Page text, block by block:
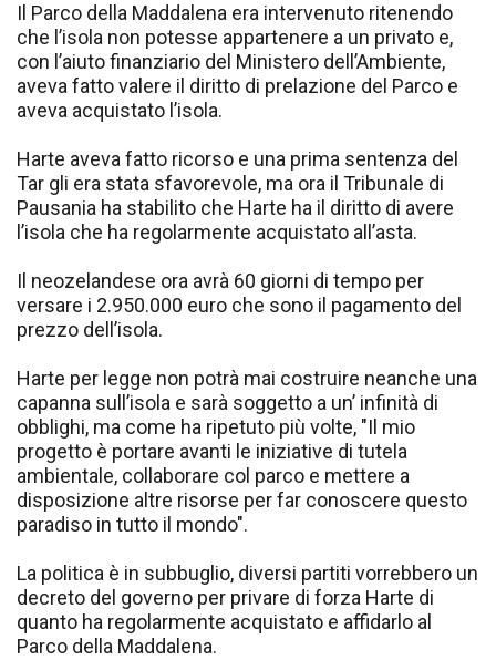
Il Parco della Maddalena era intervenuto ritenendo
che l’isola non potesse appartenere a un privato e,
con l’aiuto finanziario del Ministero dell’Ambiente,
aveva fatto valere il diritto di prelazione del Parco e
aveva acquistato l’isola.
Harte aveva fatto ricorso e una prima sentenza del
Tar gli era stata sfavorevole, ma ora il Tribunale di
Pausania ha stabilito che Harte ha il diritto di avere
l’isola che ha regolarmente acquistato all’asta.
Il neozelandese ora avrà 60 giorni di tempo per
versare i 2.950.000 euro che sono il pagamento del
prezzo dell’isola.
Harte per legge non potrà mai costruire neanche una
capanna sull’isola e sarà soggetto a un’ infinità di
obblighi, ma come ha ripetuto più volte, "Il mio
progetto è portare avanti le iniziative di tutela
ambientale, collaborare col parco e mettere a
disposizione altre risorse per far conoscere questo
paradiso in tutto il mondo".
La politica è in subbuglio, diversi partiti vorrebbero un
decreto del governo per privare di forza Harte di
quanto ha regolarmente acquistato e affidarlo al
Parco della Maddalena.